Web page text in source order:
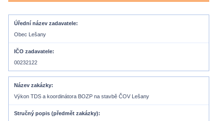
Úřední název zadavatele
Obec Lešany
IČO zadavatele
00232122
Název zakázky
Výkon TDS a koordinátora BOZP na stavbě ČOV Lešany
Stručný popis (předmět zakázky)